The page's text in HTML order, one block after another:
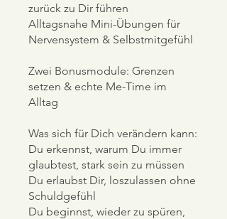
zurück zu Dir führen
Alltagsnahe Mini-Übungen für
Nervensystem & Selbstmitgefühl
Zwei Bonusmodule: Grenzen
setzen & echte Me-Time im
Alltag
Was sich für Dich verändern kann:
Du erkennst, warum Du immer
glaubtest, stark sein zu müssen
Du erlaubst Dir, loszulassen ohne
Schuldgefühl
Du beginnst, wieder zu spüren,